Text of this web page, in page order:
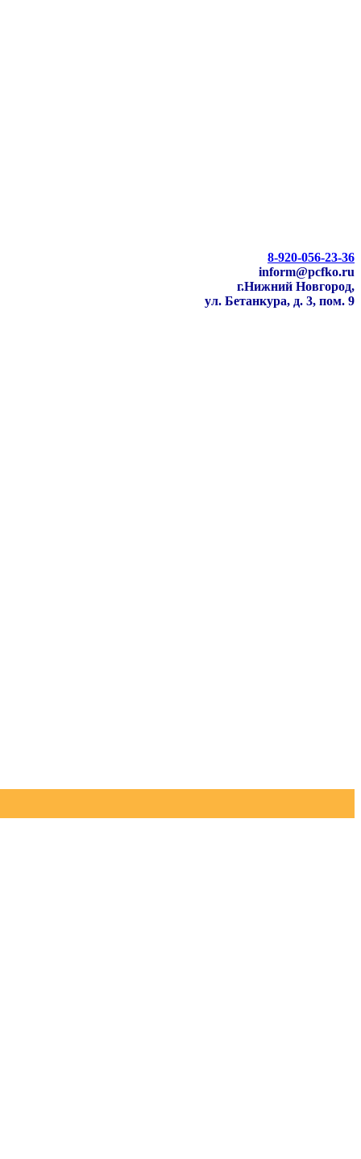
8-920-056-23-36
inform@pcfko.ru
г.Нижний Новгород,
ул. Бетанкура, д. 3, пом. 9